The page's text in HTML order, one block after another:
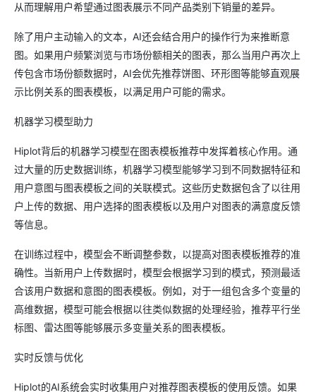
从而理解用户希望通过图表展示不同产品类别下销量的差异。
除了用户主动输入的文本，AI还会结合用户的操作行为来推断意
图。如果用户频繁浏览与市场份额相关的图表，那么当用户再次上
传包含市场份额数据时，AI会优先推荐饼图、环形图等能够直观展
示比例关系的图表模板，以满足用户可能的需求。
机器学习模型助力
Hiplot背后的机器学习模型在图表模板推荐中发挥着核心作用。通
过大量的历史数据训练，机器学习模型能够学习到不同数据特征和
用户意图与图表模板之间的关联模式。这些历史数据包含了以往用
户上传的数据、用户选择的图表模板以及用户对图表的满意度反馈
等信息。
在训练过程中，模型会不断调整参数，以提高对图表模板推荐的准
确性。当新用户上传数据时，模型会根据学习到的模式，预测最适
合该用户数据和意图的图表模板。例如，对于一组包含多个变量的
高维数据，模型可能会根据以往类似数据的处理经验，推荐平行坐
标图、雷达图等能够展示多变量关系的图表模板。
实时反馈与优化
Hiplot的AI系统会实时收集用户对推荐图表模板的使用反馈。如果